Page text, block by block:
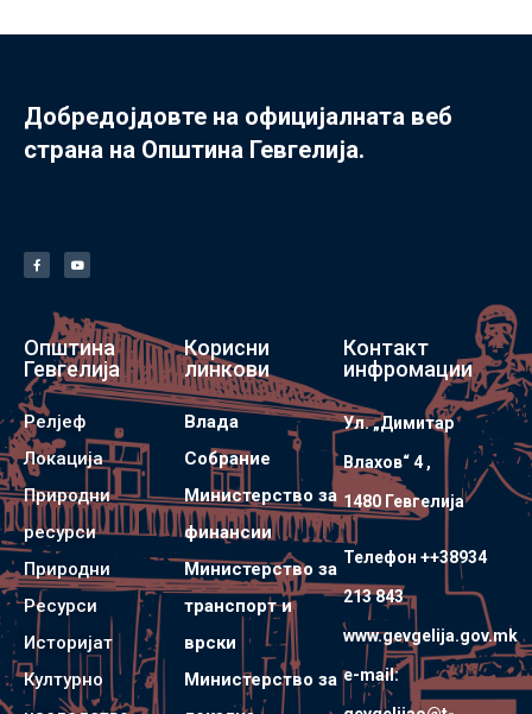
Добредојдовте на официјалната веб
страна на Општина Гевгелија.
Општина
Гевгелија
Релјеф
Локација
Природни
ресурси
Природни
Ресурси
Историјат
Културно
Корисни
линкови
Влада
Собрание
Министерство за
финансии
Министерство за
транспорт и
врски
Министерство за
Контакт
инфромации
Ул. „Димитар
Влахов“ 4 ,
1480 Гевгелијa
Телефон ++38934
213 843
www.gevgelija.gov.mk
e-mail: